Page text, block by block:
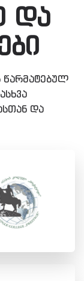
და
წარმატებულ
და